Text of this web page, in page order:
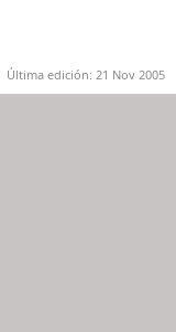
Última edición: 21 Nov 2005